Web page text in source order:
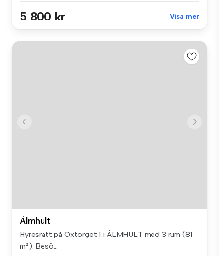
5 800 kr Visa mer
Älmhult
Hyresrätt på Oxtorget 1 i ÄLMHULT med 3 rum (81
m²). Besö...